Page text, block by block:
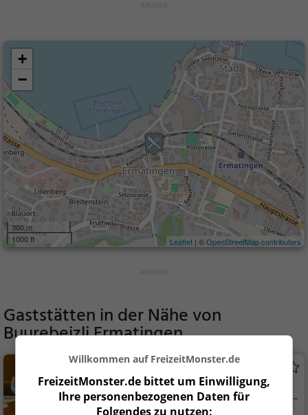
+
−
300 m
1000 ft
Leaflet | ©OpenStreetMap contributors
Gaststätten in der Nähe von
Buurebeizli Ermatingen
Restaurant in Ermatingen
Willkommen auf FreizeitMonster.de
FreizeitMonster.de bittet um Einwilligung,
Ihre personenbezogenen Daten für
Folgendes zu nutzen: